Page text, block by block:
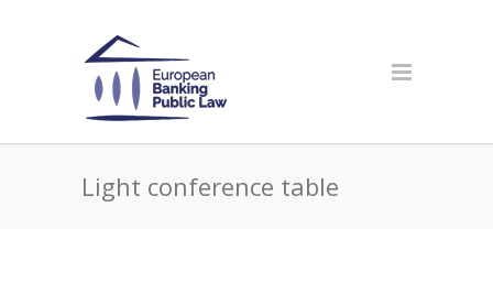
Light conference table